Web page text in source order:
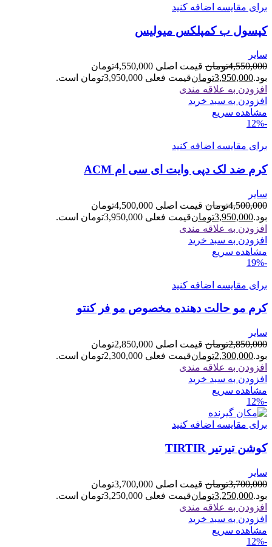
برای مقایسه اضافه کنید
کپسول ب کمپلکس میولیس
سایر
4,550,000تومان
قیمت اصلی 4,550,000تومان
بود.3,950,000تومانقیمت فعلی 3,950,000تومان است.
افزودن به علاقه مندی
افزودن به سبد خرید
مشاهده سریع
-12%
برای مقایسه اضافه کنید
کرم ضد لک دپی وایت ای سی ام ACM
سایر
4,500,000تومان
قیمت اصلی 4,500,000تومان
بود.3,950,000تومانقیمت فعلی 3,950,000تومان است.
افزودن به علاقه مندی
افزودن به سبد خرید
مشاهده سریع
-19%
برای مقایسه اضافه کنید
کرم مو حالت دهنده مخصوص مو فر کنتو
سایر
2,850,000تومان
قیمت اصلی 2,850,000تومان
بود.2,300,000تومانقیمت فعلی 2,300,000تومان است.
افزودن به علاقه مندی
افزودن به سبد خرید
مشاهده سریع
-12%
برای مقایسه اضافه کنید
کوشن تیرتیر TIRTIR
سایر
3,700,000تومان
قیمت اصلی 3,700,000تومان
بود.3,250,000تومانقیمت فعلی 3,250,000تومان است.
افزودن به علاقه مندی
افزودن به سبد خرید
مشاهده سریع
-12%